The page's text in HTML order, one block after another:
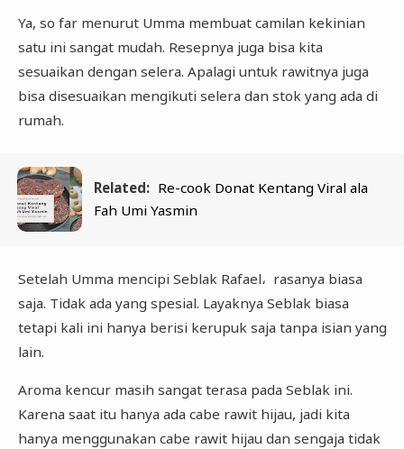
Ya, so far menurut Umma membuat camilan kekinian
satu ini sangat mudah. Resepnya juga bisa kita
sesuaikan dengan selera. Apalagi untuk rawitnya juga
bisa disesuaikan mengikuti selera dan stok yang ada di
rumah.
Related: Re-cook Donat Kentang Viral ala
Fah Umi Yasmin
Setelah Umma mencipi Seblak Rafael، rasanya biasa
saja. Tidak ada yang spesial. Layaknya Seblak biasa
tetapi kali ini hanya berisi kerupuk saja tanpa isian yang
lain.
Aroma kencur masih sangat terasa pada Seblak ini.
Karena saat itu hanya ada cabe rawit hijau, jadi kita
hanya menggunakan cabe rawit hijau dan sengaja tidak